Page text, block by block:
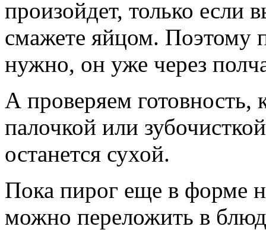
произойдет, только если
смажете яйцом. Поэтому
нужно, он уже через
А проверяем готовность,
палочкой или
останется сухой.
Пока пирог еще в форме
можно переложить в